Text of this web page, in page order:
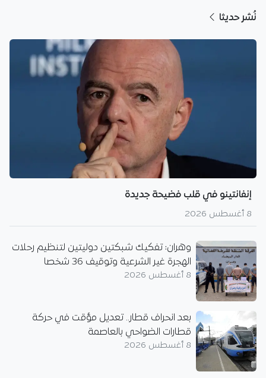
نُشر حديثا
إنفانتينو في قلب فضيحة جديدة
8 أغسطس 2026
وهران: تفكيك شبكتين دوليتين لتنظيم رحلات
الهجرة غير الشرعية وتوقيف 36 شخصا
8 أغسطس 2026
بعد انحراف قطار.. تعديل مؤقت في حركة
قطارات الضواحي بالعاصمة
8 أغسطس 2026